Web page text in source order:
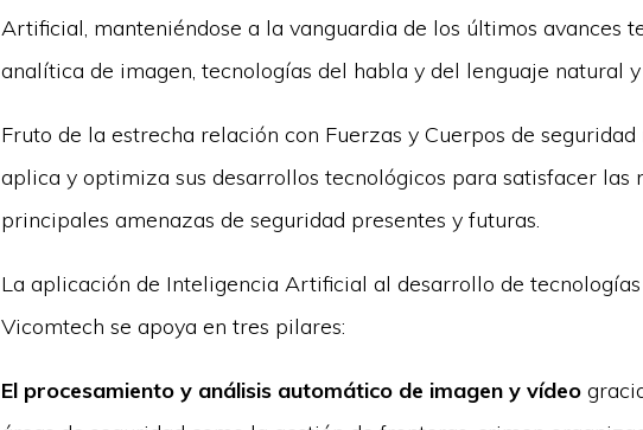
Artificial, manteniéndose a la vanguardia de los últimos avances
analítica de imagen, tecnologías del habla y del lenguaje natural
Fruto de la estrecha relación con Fuerzas y Cuerpos de
aplica y optimiza sus desarrollos tecnológicos para satisfacer las
principales amenazas de seguridad presentes y futuras.
La aplicación de Inteligencia Artificial al desarrollo de
Vicomtech se apoya en tres pilares:
El procesamiento y análisis automático de imagen y vídeo